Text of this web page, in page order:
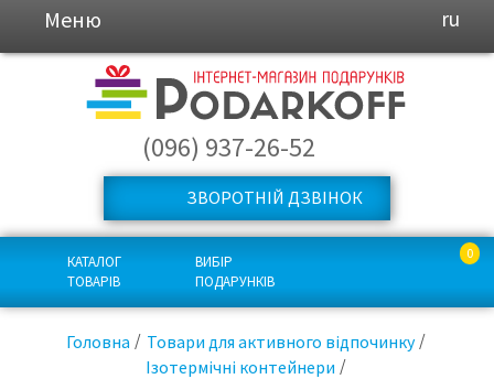
Меню ru
(096) 937-26-52
ЗВОРОТНІЙ ДЗВІНОК
КАТАЛОГ
ТОВАРІВ
ВИБІР
ПОДАРУНКІВ
0
Головна
Товари для активного відпочинку
Ізотермічні контейнери